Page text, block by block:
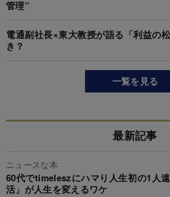
管理”
電通副社長×東大教授が語る「利益の
き？
一覧を見る
最新記事
ニュースな本
60代でtimeleszにハマり人生初の1人
活」が人生を変えるワケ